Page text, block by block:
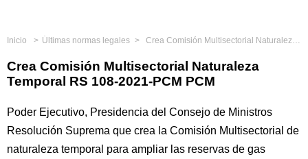
Inicio Últimas normas legales Crea Comisión Multisectorial Naturaleza Temporal RS 108-2021-PCM PCM
Crea Comisión Multisectorial Naturaleza
Temporal RS 108-2021-PCM PCM
Poder Ejecutivo, Presidencia del Consejo de Ministros
Resolución Suprema que crea la Comisión Multisectorial de
naturaleza temporal para ampliar las reservas de gas